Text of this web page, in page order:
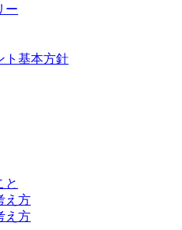
ー
ト基本方針
と
え方
え方